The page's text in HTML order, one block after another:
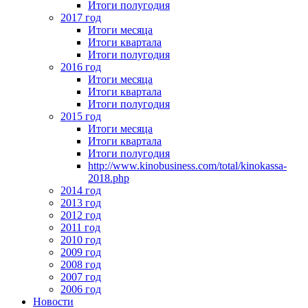
Итоги полугодия
2017 год
Итоги месяца
Итоги квартала
Итоги полугодия
2016 год
Итоги месяца
Итоги квартала
Итоги полугодия
2015 год
Итоги месяца
Итоги квартала
Итоги полугодия
http://www.kinobusiness.com/total/kinokassa-
2018.php
2014 год
2013 год
2012 год
2011 год
2010 год
2009 год
2008 год
2007 год
2006 год
Новости